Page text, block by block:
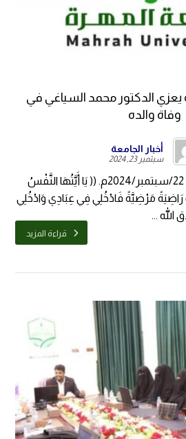
الدكتور محمد السياغي في
وفاة والده
أخبار الجامعة
سبتمبر 23, 2024
المهرة/إعلام الجامعة: 22/سبتمبر/2024م. (( يَا أَيَّتُهَا النَّفْسُ
مَرْضِيَّةً فَادْخُلِي فِي عِبَادِي وَادْخُلِي
الله ...
قراءة المزيد